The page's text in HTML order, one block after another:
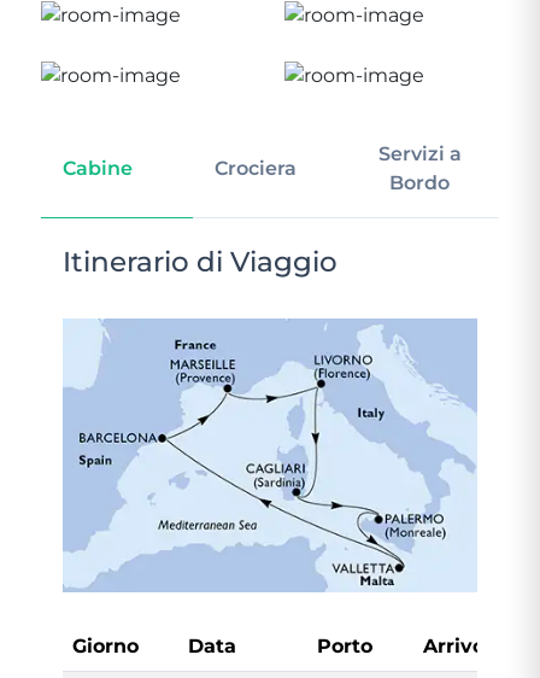
Cabine Crociera
Servizi a
Bordo
Itinerario di Viaggio
Giorno Data Porto Arrivo